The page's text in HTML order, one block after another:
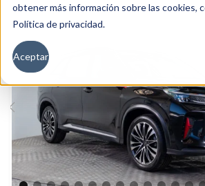
obtener más información sobre las cookies,
Política de privacidad.
Aceptar